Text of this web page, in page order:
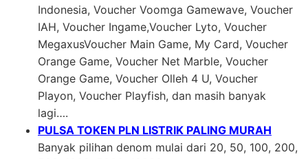
Indonesia, Voucher Voomga Gamewave, Voucher
IAH, Voucher Ingame,Voucher Lyto, Voucher
MegaxusVoucher Main Game, My Card, Voucher
Orange Game, Voucher Net Marble, Voucher
Orange Game, Voucher Olleh 4 U, Voucher
Playon, Voucher Playfish, dan masih banyak
lagi….
PULSA TOKEN PLN LISTRIK PALING MURAH
Banyak pilihan denom mulai dari 20, 50, 100, 200,